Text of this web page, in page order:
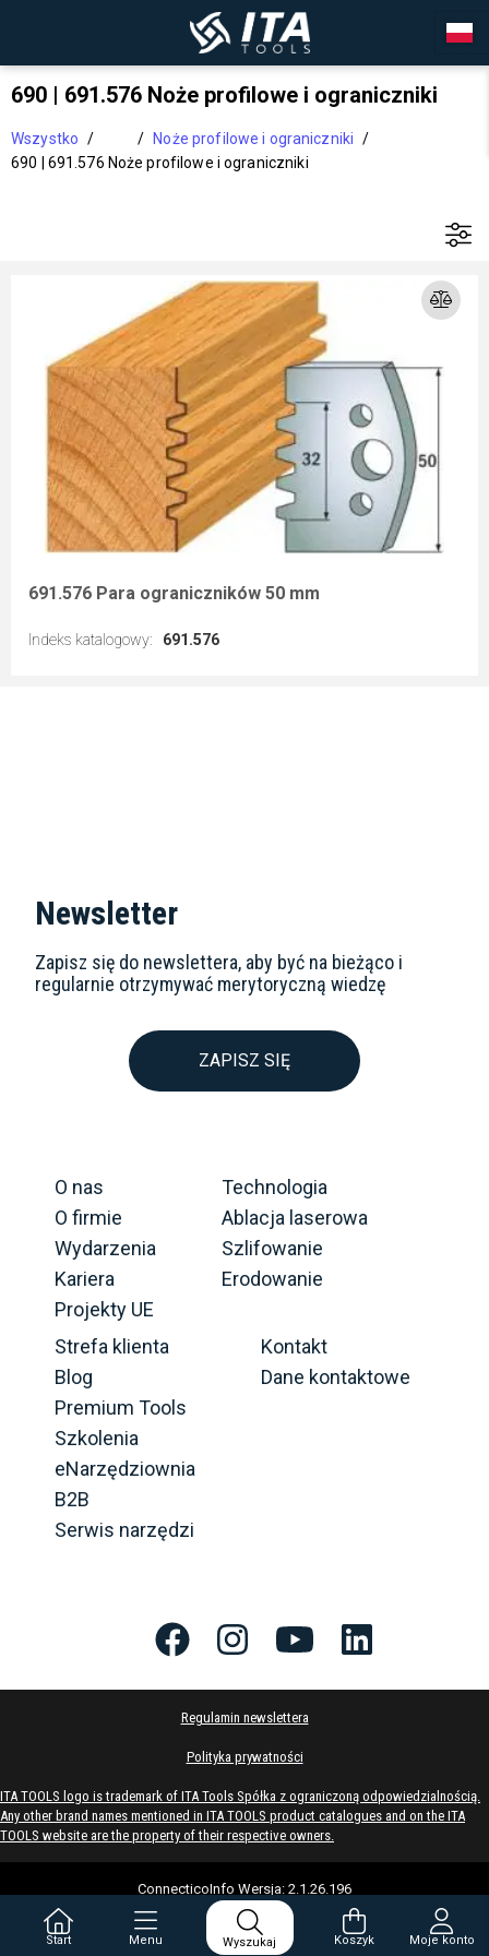
690 | 691.576 Noże profilowe i ograniczniki
Wszystko / / Noże profilowe i ograniczniki /
690 | 691.576 Noże profilowe i ograniczniki
691.576 Para ograniczników 50 mm
Indeks katalogowy: 691.576
Newsletter
Zapisz się do newslettera, aby być na bieżąco i
regularnie otrzymywać merytoryczną wiedzę
ZAPISZ SIĘ
O nas
O firmie
Wydarzenia
Kariera
Projekty UE
Technologia
Ablacja laserowa
Szlifowanie
Erodowanie
Strefa klienta
Blog
Premium Tools
Szkolenia
eNarzędziownia
B2B
Serwis narzędzi
Kontakt
Dane kontaktowe
Regulamin newslettera
Polityka prywatności
ITA TOOLS logo is trademark of ITA Tools Spółka z ograniczoną odpowiedzialnością.
Any other brand names mentioned in ITA TOOLS product catalogues and on the ITA
TOOLS website are the property of their respective owners.
ConnecticoInfo Wersja: 2.1.26.196
Start Menu Wyszukaj Koszyk Moje konto